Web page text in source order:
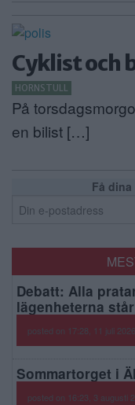
Cyklist och
HORNSTULL
På
en bilist […]
Få
Debatt: Alla
lägenheterna
posted on 17:28, 11 juli 2026
Sommartorget i
posted on 16:23, 3 augusti